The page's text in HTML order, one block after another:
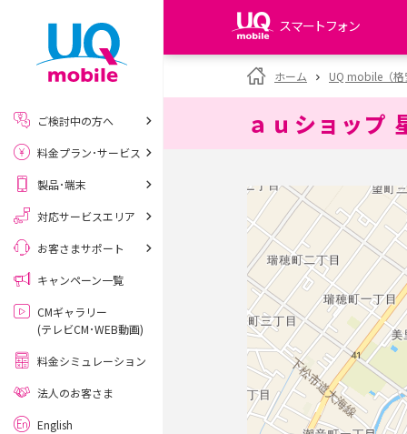
スマートフォン
my UQ WiMAX
UQ WiMAX ご契約の方
My UQ mobile
UQ mobile
データチャージサイト
ホーム UQ mobile（
ａｕショップ
ご検討中の方へ
料金プラン･サービス
製品･端末
対応サービスエリア
お客さまサポート
キャンペーン一覧
CMギャラリー
(テレビCM･WEB動画)
料金シミュレーション
法人のお客さま
English